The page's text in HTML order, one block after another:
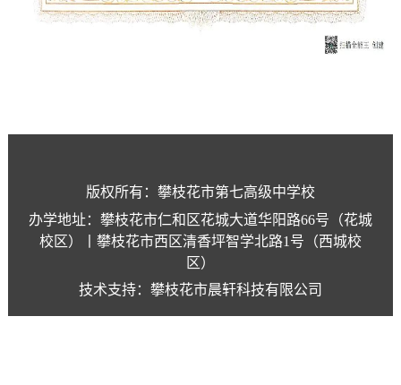
版权所有：攀枝花市第七高级中学校
办学地址：攀枝花市仁和区花城大道华阳路66号（花城
校区）丨攀枝花市西区清香坪智学北路1号（西城校
区）
技术支持：攀枝花市晨轩科技有限公司